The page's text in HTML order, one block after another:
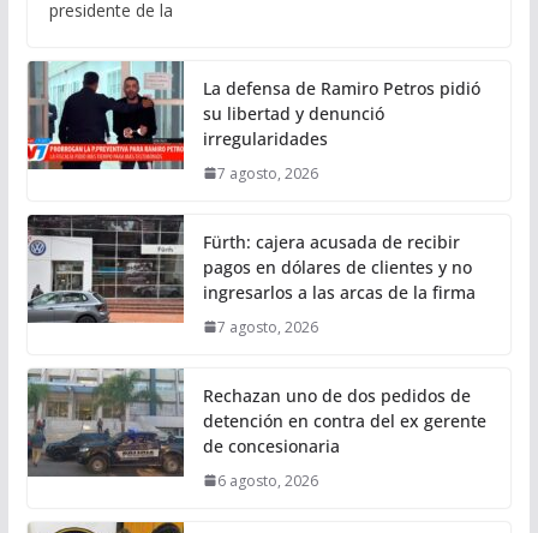
presidente de la
La defensa de Ramiro Petros pidió
su libertad y denunció
irregularidades
7 agosto, 2026
Fürth: cajera acusada de recibir
pagos en dólares de clientes y no
ingresarlos a las arcas de la firma
7 agosto, 2026
Rechazan uno de dos pedidos de
detención en contra del ex gerente
de concesionaria
6 agosto, 2026